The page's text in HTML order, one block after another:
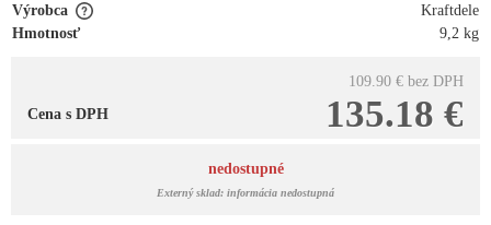
Výrobca
Kraftdele
Hmotnosť
9,2 kg
109.90 € bez DPH
135.18 €
Cena s DPH
nedostupné
Externý sklad: informácia nedostupná